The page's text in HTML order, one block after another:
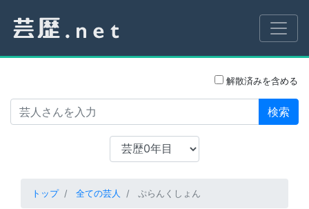
解散済みを含める
検索
トップ 全ての芸人 ぷらんくしょん